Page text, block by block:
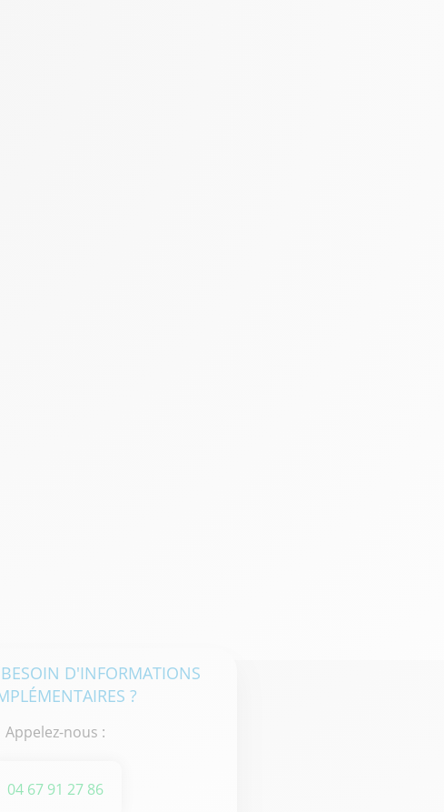
D'INFORMATIONS
?
Appelez-nous :
04 67 91 27 86